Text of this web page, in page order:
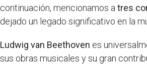
continuación, mencionamos a tres
dejado un legado significativo en la
Ludwig van Beethoven es
sus obras musicales y su gran